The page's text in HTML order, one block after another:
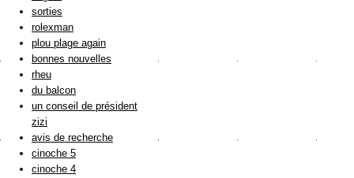
sorties
rolexman
plou plage again
bonnes nouvelles
rheu
du balcon
un conseil de président
zizi
avis de recherche
cinoche 5
cinoche 4